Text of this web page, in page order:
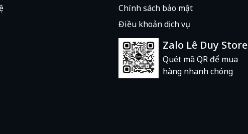
kế nam châm hai mặt cho phép bạn tự thiết lập
Chính sách bảo mật
Điều khoản dịch vụ
Zalo Lê Duy Store
Quét mã QR để mua
hàng nhanh chóng